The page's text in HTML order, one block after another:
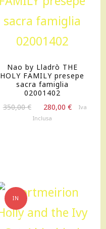
Nao by Lladrò THE
HOLY FAMILY presepe
sacra famiglia
02001402
350,00€
prezzo
280,00 €
IlIva
Inclusa
IN
OFFERTA!